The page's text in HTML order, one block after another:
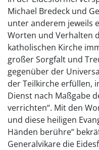
Michael Bredeck und
unter anderem jeweils
Worten und Verhalten
katholischen Kirche
großer Sorgfalt und
gegenüber der
der Teilkirche erfüllen,
Dienst nach Maßgabe
verrichten“. Mit den
und diese heiligen
Händen berühre“
Generalvikare die